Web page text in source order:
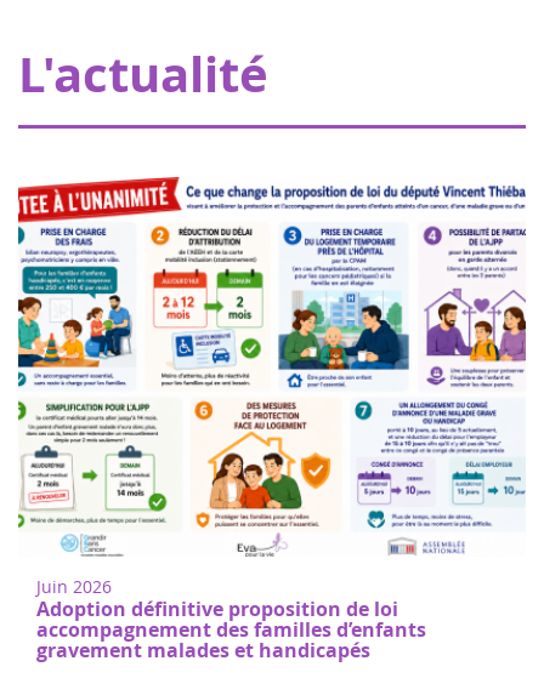
L'actualité
subvention de 20000€ permettant à Pharmavie de mettre
en place un espace dédié aux petits patients atteints
Juin 2026
Adoption définitive proposition de loi
accompagnement des familles d’enfants
gravement malades et handicapés
18
juin
2022
Femmes de coeur à Nogent sur
Oise
Marchez ou courez pour soutenir la
Paris.Inscription gratuite sur place. ...